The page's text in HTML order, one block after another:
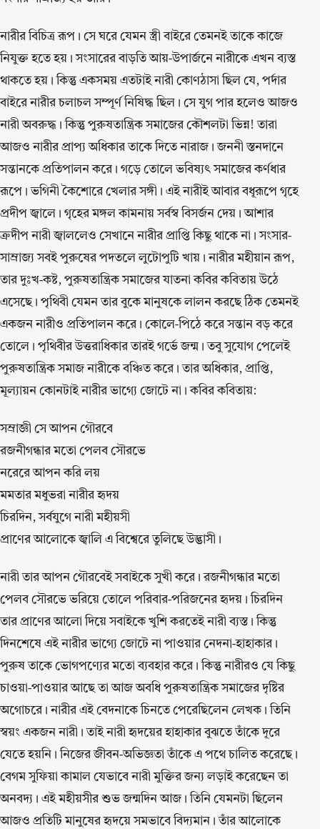
নারীর বিচিত্র রূপ। সে ঘরে যেমন স্ত্রী বাইরে তেমনই তাকে কাজে
নিযুক্ত হতে হয়। সংসারের বাড়তি আয়-উপার্জনে নারীকে এখন ব্যস্ত
থাকতে হয়। কিন্তু একসময় এতটাই নারী কোণঠাসা ছিল যে, পর্দার
বাইরে নারীর চলাচল সম্পূর্ণ নিষিদ্ধ ছিল। সে যুগ পার হলেও আজও
নারী অবরুদ্ধ। কিন্তু পুরুষতান্ত্রিক সমাজের কৌশলটা ভিন্ন! তারা
আজও নারীর প্রাপ্য অধিকার তাকে দিতে নারাজ। জননী স্তনদানে
সন্তানকে প্রতিপালন করে। গড়ে তোলে ভবিষ্যৎ সমাজের কর্ণধার
রূপে। ভগিনী কৈশোরে খেলার সঙ্গী। এই নারীই আবার বধূরূপে গৃহে
প্রদীপ জ্বালে। গৃহের মঙ্গল কামনায় সর্বস্ব বিসর্জন দেয়। আশার
ক্রদীপ নারী জ্বাললেও সেখানে নারীর প্রাপ্তি কিছু থাকে না। সংসার-
সাম্রাজ্য সবই পুরুষের পদতলে লুটোপুটি খায়। নারীর মহীয়ান রূপ,
তার দুঃখ-কষ্ট, পুরুষতান্ত্রিক সমাজের যাতনা কবির কবিতায় উঠে
এসেছে। পৃথিবী যেমন তার বুকে মানুষকে লালন করছে ঠিক তেমনই
একজন নারীও প্রতিপালন করে। কোলে-পিঠে করে সন্তান বড় করে
তোলে। পৃথিবীর উত্তরাধিকার তারই গর্ভে জন্ম। তবু সুযোগ পেলেই
পুরুষতান্ত্রিক সমাজ নারীকে বঞ্চিত করে। তার অধিকার, প্রাপ্তি,
মূল্যায়ন কোনটাই নারীর ভাগ্যে জোটে না। কবির কবিতায়:
সম্রাজ্ঞী সে আপন গৌরবে
রজনীগন্ধার মতো পেলব সৌরভে
নরেরে আপন করি লয়
মমতার মধুভরা নারীর হৃদয়
চিরদিন, সর্বযুগে নারী মহীয়সী
প্রাণের আলোকে জ্বালি এ বিশ্বেরে তুলিছে উদ্ভাসী।
নারী তার আপন গৌরবেই সবাইকে সুখী করে। রজনীগন্ধার মতো
পেলব সৌরভে ভরিয়ে তোলে পরিবার-পরিজনের হৃদয়। চিরদিন
তার প্রাণের আলো দিয়ে সবাইকে খুশি করতেই নারী ব্যস্ত। কিন্তু
দিনশেষে এই নারীর ভাগ্যে জোটে না পাওয়ার নেদনা-হাহাকার।
পুরুষ তাকে ভোগপণ্যের মতো ব্যবহার করে। কিন্তু নারীরও যে কিছু
চাওয়া-পাওয়ার আছে তা আজ অবধি পুরুষতান্ত্রিক সমাজের দৃষ্টির
অগোচরে। নারীর এই বেদনাকে চিনতে পেরেছিলেন লেখক। তিনি
স্বয়ং একজন নারী। তাই নারী হৃদয়ের হাহাকার বুঝতে তাঁকে দূরে
যেতে হয়নি। নিজের জীবন-অভিজ্ঞতা তাঁকে এ পথে চালিত করেছে।
বেগম সুফিয়া কামাল যেভাবে নারী মুক্তির জন্য লড়াই করেছেন তা
অনবদ্য। এই মহীয়সীর শুভ জন্মদিন আজ। তিনি যেমনটা ছিলেন
আজও প্রতিটি মানুষের হৃদয়ে সমভাবে বিদ্যমান। তাঁর আলোকে